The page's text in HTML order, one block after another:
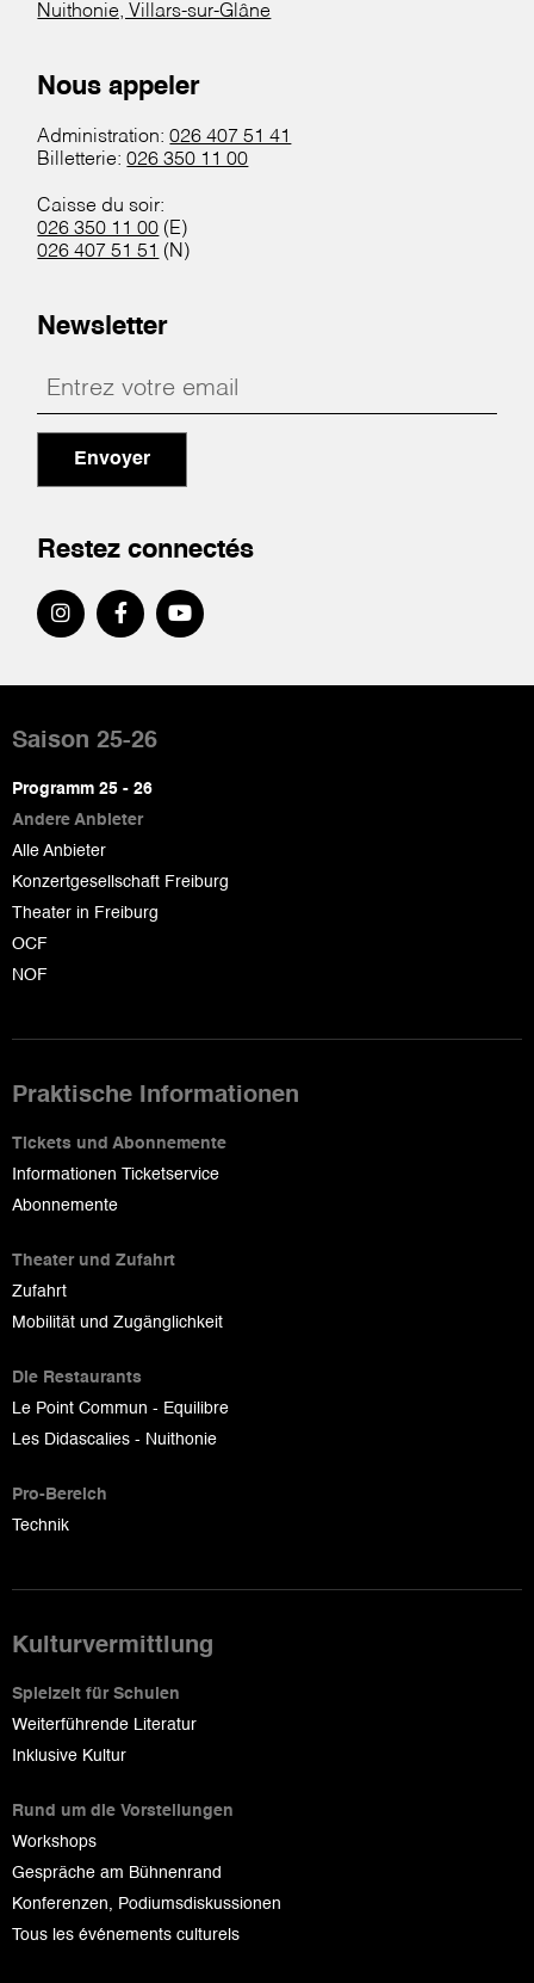
Nuithonie, Villars-sur-Glâne
Nous appeler
Administration:026 407 51 41
Billetterie:026 350 11 00
Caisse du soir:
026 350 11 00 (E)
026 407 51 51 (N)
Newsletter
Envoyer
Restez connectés
de
page
Saison 25-26
Programm 25 - 26
Andere Anbieter
Alle Anbieter
Konzertgesellschaft Freiburg
Theater in Freiburg
OCF
NOF
Praktische Informationen
Tickets und Abonnemente
Informationen Ticketservice
Abonnemente
Theater und Zufahrt
Zufahrt
Mobilität und Zugänglichkeit
Die Restaurants
Le Point Commun - Equilibre
Les Didascalies - Nuithonie
Pro-Bereich
Technik
Kulturvermittlung
Spielzeit für Schulen
Weiterführende Literatur
Inklusive Kultur
Rund um die Vorstellungen
Workshops
Gespräche am Bühnenrand
Konferenzen, Podiumsdiskussionen
Tous les événements culturels